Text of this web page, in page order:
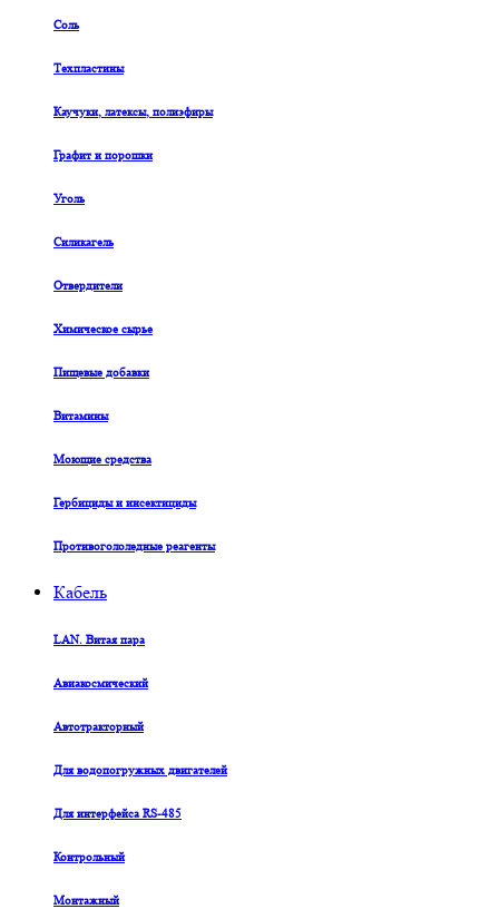
Соль
Техпластины
Каучуки, латексы, полиэфиры
Графит и порошки
Уголь
Силикагель
Отвердители
Химическое сырье
Пищевые добавки
Витамины
Моющие средства
Гербициды и инсектициды
Противогололедные реагенты
Кабель
LAN. Витая пара
Авиакосмический
Автотракторный
Для водопогружных двигателей
Для интерфейса RS-485
Контрольный
Монтажный